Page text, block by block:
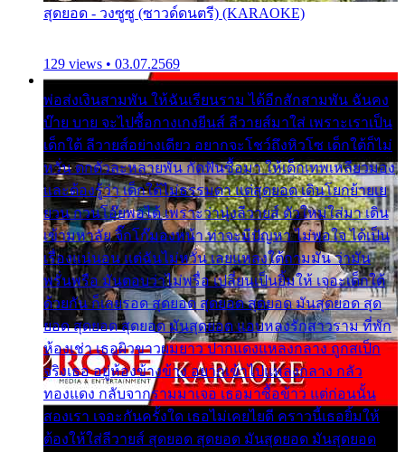
สุดยอด - วงซูซู (ซาวด์ดนตรี) (KARAOKE)
129 views • 03.07.2569
พ่อส่งเงินสามพัน ให้ฉันเรียนราม ได้อีกสักสามพัน ฉันคง
บ๊าย บาย จะไปซื้อกางเกงยีนส์ ลีวายส์มาใส่ เพราะเราเป็น
เด็กใต้ ลีวายส์อย่างเดียว อยากจะโชว์ถึงหิวโซ เด็กใต้ก็ไม่
หวั่น ตกตัวละหลายพัน กัดฟันซื้อมา ให้เด็กเทพเหลียวมอง
และต้องรู้ว่า เด็กใต้ไม่ธรรมดา แต่สุดยอด เดินโยกย้ายเย
ยวน กวนโอ๊ยพอได้ เพราะว่านุ่งลีวายส์ ตัวใหม่ใส่มา เดิน
เข้ามหาลัย จิ๊กโก๊มองหน้า ท่าจะมีปัญหา ไม่พอใจ ได้เป็น
เรื่องแน่นอน แต่ฉันไม่หวั่น เลยแหลงใต้ถามมัน ว่ามัน
พรั่นพรือ มันตอบว่าไม่พรื่อ เปลี่ยนเป็นยิ้มให้ เจอะเด็กใต้
ด้วยกัน ก็เลยรอด สุดยอด สุดยอด สุดยอด มันสุดยอด สุด
ยอด สุดยอด สุดยอด มันสุดยอด แอบหลงรักสาวราม ที่พัก
ห้องเช่า เธอผิวขาวผมยาว ปากแดงแหลงกลาง ถูกสเป็ก
จริงเธอ อยู่ห้องข้างข้าง อยากเข้าไปแหลงกลาง กลัว
ทองแดง กลับจากรามมาเจอ เธอมาซื้อข้าว แต่ก่อนนั้น
สองเรา เจอะกันครั้งใด เธอไม่เคยไยดี คราวนี้เธอยิ้มให้
ต้องให้ใส่ลีวายส์ สุดยอด สุดยอด มันสุดยอด มันสุดยอด